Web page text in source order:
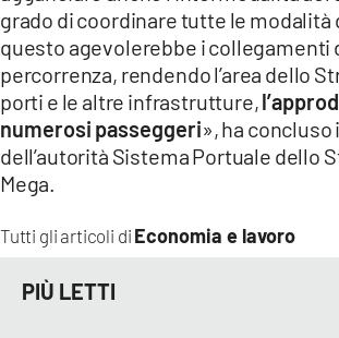
Tutti gli articoli di Economia e lavoro
grado di coordinare tutte le modalità
questo agevolerebbe i collegamenti
percorrenza, rendendo l’area dello
porti e le altre infrastrutture,
numerosi passeggeri», ha
dell’autorità Sistema Portuale dello
Mega.
PIÙ LETTI